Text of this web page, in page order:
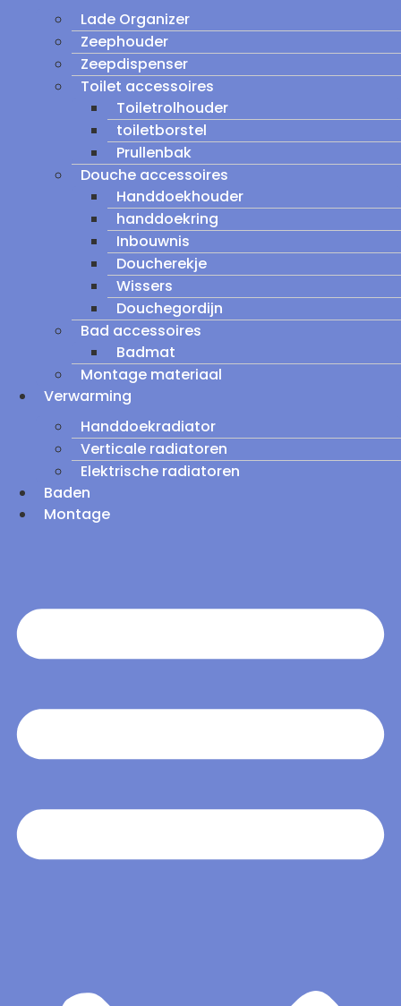
Lade Organizer
Zeephouder
Zeepdispenser
Toilet accessoires
Toiletrolhouder
toiletborstel
Prullenbak
Douche accessoires
Handdoekhouder
handdoekring
Inbouwnis
Doucherekje
Wissers
Douchegordijn
Bad accessoires
Badmat
Montage materiaal
Verwarming
Handdoekradiator
Verticale radiatoren
Elektrische radiatoren
Baden
Montage